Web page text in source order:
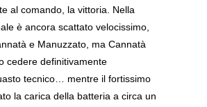
al comando, la vittoria. Nella
è ancora scattato velocissimo,
e Manuzzato, ma Cannatà
cedere definitivamente
tecnico… mentre il fortissimo
la carica della batteria a circa un